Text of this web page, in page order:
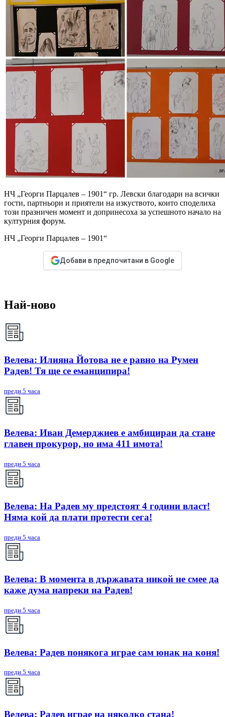
НЧ „Георги Парцалев – 1901“ гр. Левски благодари на всички
гости, партньори и приятели на изкуството, които споделиха
този празничен момент и допринесоха за успешното начало на
културния форум.
НЧ „Георги Парцалев – 1901“
Добави в предпочитани в Google
Най-ново
Велева: Илияна Йотова не е равно на Румен
Радев! Тя ще се еманципира!
преди 5 часа
Велева: Иван Демерджиев е амбициран да стане
главен прокурор, но има 411 имота!
преди 5 часа
Велева: На Радев му предстоят 4 години власт!
Няма кой да плати протести сега!
преди 5 часа
Велева: В момента в държавата никой не смее да
каже дума напреки на Радев!
преди 5 часа
Велева: Радев понякога играе сам юнак на коня!
преди 5 часа
Велева: Радев играе на няколко стана!